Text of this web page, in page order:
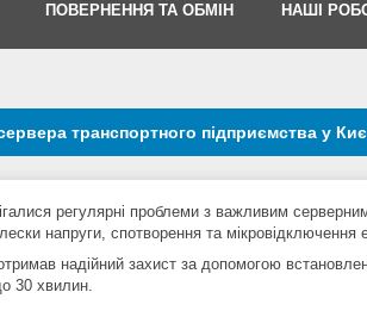
ПОВЕРНЕННЯ ТА ОБМІН НАШІ
транспортного підприємства у
регулярні проблеми з важливим
напруги, спотворення та мікровідключення
надійний захист за допомогою
30 хвилин.